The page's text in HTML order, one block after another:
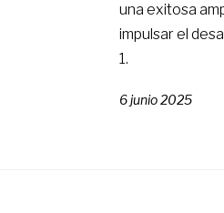
una exitosa
impulsar el
1.
6 junio 2025